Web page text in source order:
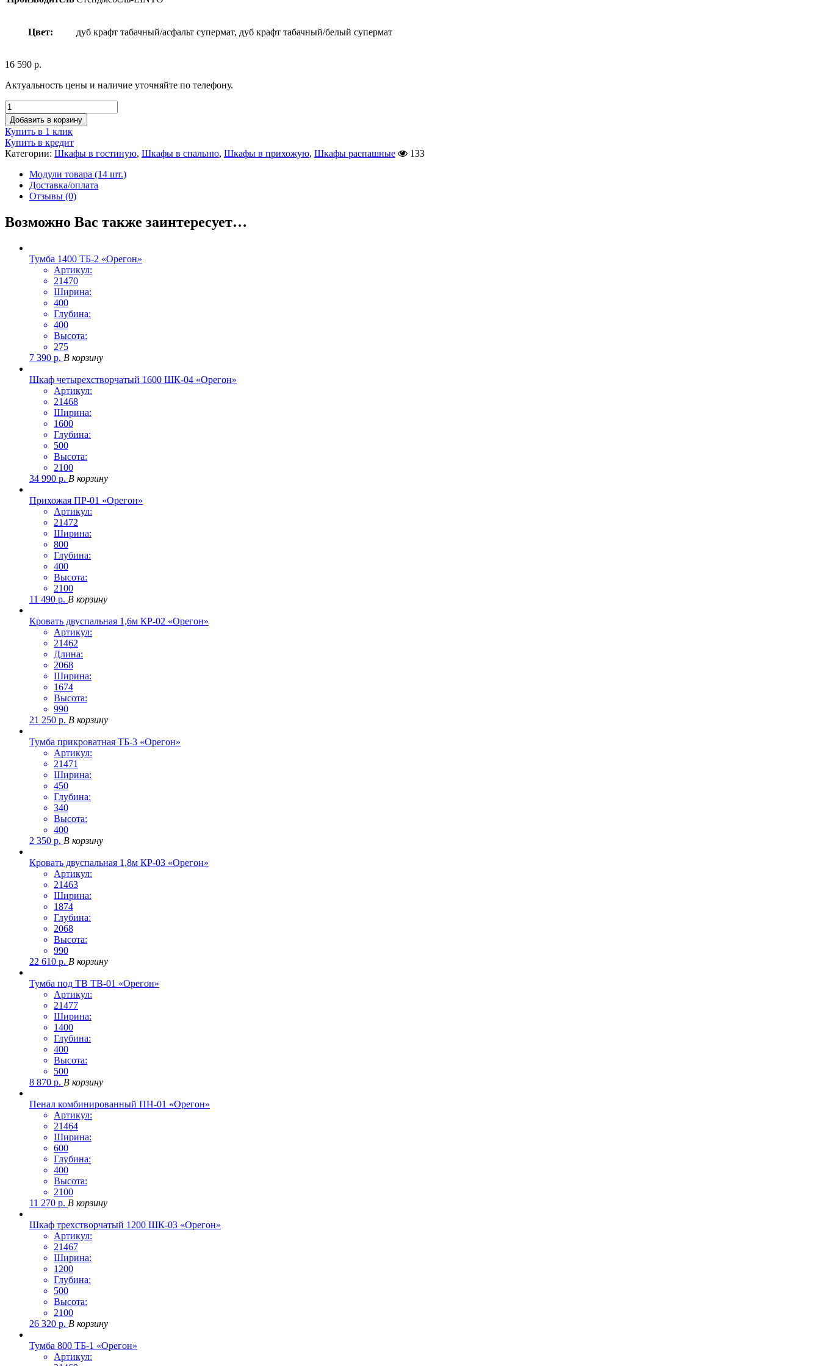
Цвет: дуб крафт табачный/асфальт супермат, дуб крафт табачный/белый супермат
16 590 р.
Актуальность цены и наличие уточняйте по телефону.
Добавить в корзину
Купить в 1 клик
Купить в кредит
Категории: Шкафы в гостиную, Шкафы в спальню, Шкафы в прихожую, Шкафы распашные
133
Модули товара (14 шт.)
Доставка/оплата
Отзывы (0)
Возможно Вас также заинтересует…
Тумба 1400 ТБ-2 «Орегон»
Артикул:
21470
Ширина:
400
Глубина:
400
Высота:
275
7 390 р. В корзину
Шкаф четырехстворчатый 1600 ШК-04 «Орегон»
Артикул:
21468
Ширина:
1600
Глубина:
500
Высота:
2100
34 990 р. В корзину
Прихожая ПР-01 «Орегон»
Артикул:
21472
Ширина:
800
Глубина:
400
Высота:
2100
11 490 р. В корзину
Кровать двуспальная 1,6м КР-02 «Орегон»
Артикул:
21462
Длина:
2068
Ширина:
1674
Высота:
990
21 250 р. В корзину
Тумба прикроватная ТБ-3 «Орегон»
Артикул:
21471
Ширина:
450
Глубина:
340
Высота:
400
2 350 р. В корзину
Кровать двуспальная 1,8м КР-03 «Орегон»
Артикул:
21463
Ширина:
1874
Глубина:
2068
Высота:
990
22 610 р. В корзину
Тумба под ТВ ТВ-01 «Орегон»
Артикул:
21477
Ширина:
1400
Глубина:
400
Высота:
500
8 870 р. В корзину
Пенал комбинированный ПН-01 «Орегон»
Артикул:
21464
Ширина:
600
Глубина:
400
Высота:
2100
11 270 р. В корзину
Шкаф трехстворчатый 1200 ШК-03 «Орегон»
Артикул:
21467
Ширина:
1200
Глубина:
500
Высота:
2100
26 320 р. В корзину
Тумба 800 ТБ-1 «Орегон»
Артикул: